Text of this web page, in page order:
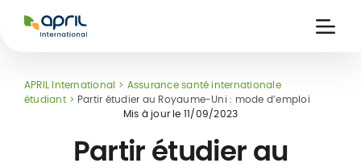
International
APRIL International
Assurance santé internationale
étudiant
Partir étudier au Royaume-Uni : mode d’emploi
Mis à jour le 11/09/2023
Partir étudier au